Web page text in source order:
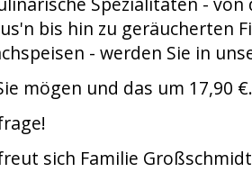
bis hin zu geräucherten
- werden Sie in
mögen und das um 17,90 €.
sich Familie